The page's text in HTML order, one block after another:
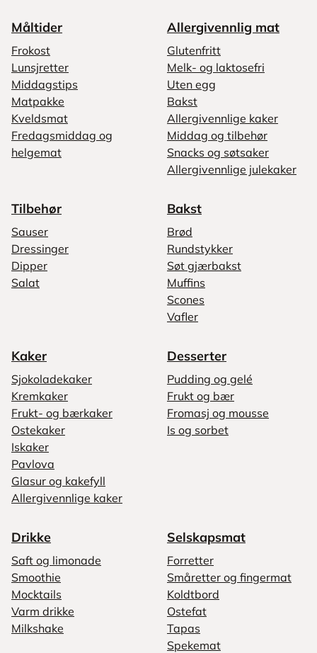
Måltider
Frokost
Lunsjretter
Middagstips
Matpakke
Kveldsmat
Fredagsmiddag og
helgemat
Allergivennlig mat
Glutenfritt
Melk- og laktosefri
Uten egg
Bakst
Allergivennlige kaker
Middag og tilbehør
Snacks og søtsaker
Allergivennlige julekaker
Tilbehør
Sauser
Dressinger
Dipper
Salat
Bakst
Brød
Rundstykker
Søt gjærbakst
Muffins
Scones
Vafler
Kaker
Sjokoladekaker
Kremkaker
Frukt- og bærkaker
Ostekaker
Iskaker
Pavlova
Glasur og kakefyll
Allergivennlige kaker
Desserter
Pudding og gelé
Frukt og bær
Fromasj og mousse
Is og sorbet
Drikke
Saft og limonade
Smoothie
Mocktails
Varm drikke
Milkshake
Selskapsmat
Forretter
Småretter og fingermat
Koldtbord
Ostefat
Tapas
Spekemat